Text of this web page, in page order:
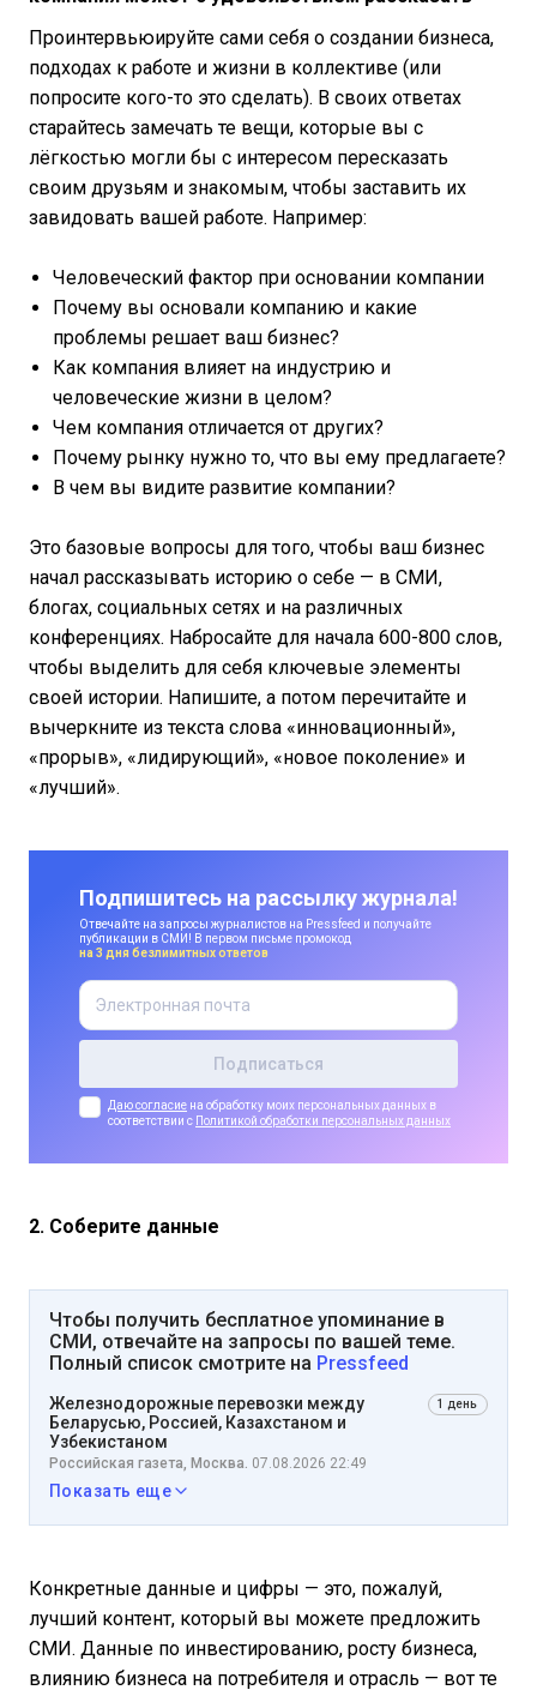
Проинтервьюируйте сами себя о создании бизнеса,
подходах к работе и жизни в коллективе (или
попросите кого-то это сделать). В своих ответах
старайтесь замечать те вещи, которые вы с
лёгкостью могли бы с интересом пересказать
своим друзьям и знакомым, чтобы заставить их
завидовать вашей работе. Например:
Человеческий фактор при основании компании
Почему вы основали компанию и какие
проблемы решает ваш бизнес?
Как компания влияет на индустрию и
человеческие жизни в целом?
Чем компания отличается от других?
Почему рынку нужно то, что вы ему предлагаете?
В чем вы видите развитие компании?
Это базовые вопросы для того, чтобы ваш бизнес
начал рассказывать историю о себе — в СМИ,
блогах, социальных сетях и на различных
конференциях. Набросайте для начала 600-800 слов,
чтобы выделить для себя ключевые элементы
своей истории. Напишите, а потом перечитайте и
вычеркните из текста слова «инновационный»,
«прорыв», «лидирующий», «новое поколение» и
«лучший».
Подпишитесь на рассылку журнала!
Отвечайте на запросы журналистов на Pressfeed и получайте
публикации в СМИ! В первом письме промокод
на 3 дня безлимитных ответов
Даю согласие на обработку моих персональных данных в
соответствии с Политикой обработки персональных данных
2. Соберите данные
Чтобы получить бесплатное упоминание в
СМИ, отвечайте на запросы по вашей теме.
Полный список смотрите на Pressfeed
Железнодорожные перевозки между
Беларусью, Россией, Казахстаном и
Узбекистаном
1 день
Российская газета, Москва. 07.08.2026 22:49
Показать еще
Конкретные данные и цифры — это, пожалуй,
лучший контент, который вы можете предложить
СМИ. Данные по инвестированию, росту бизнеса,
влиянию бизнеса на потребителя и отрасль — вот те